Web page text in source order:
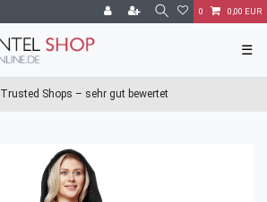
0 0,00 EUR
☰
Trusted Shops – sehr gut bewertet